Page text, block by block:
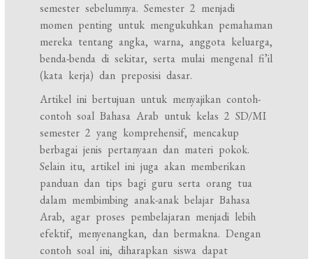
semester sebelumnya. Semester 2 menjadi
momen penting untuk mengukuhkan pemahaman
mereka tentang angka, warna, anggota keluarga,
benda-benda di sekitar, serta mulai mengenal fi’il
(kata kerja) dan preposisi dasar.
Artikel ini bertujuan untuk menyajikan contoh-
contoh soal Bahasa Arab untuk kelas 2 SD/MI
semester 2 yang komprehensif, mencakup
berbagai jenis pertanyaan dan materi pokok.
Selain itu, artikel ini juga akan memberikan
panduan dan tips bagi guru serta orang tua
dalam membimbing anak-anak belajar Bahasa
Arab, agar proses pembelajaran menjadi lebih
efektif, menyenangkan, dan bermakna. Dengan
contoh soal ini, diharapkan siswa dapat